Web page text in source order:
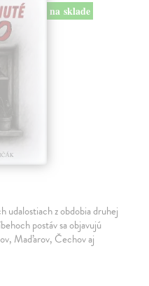
na sklade
udalostiach z obdobia druhej
postáv sa objavujú
Maďarov, Čechov aj